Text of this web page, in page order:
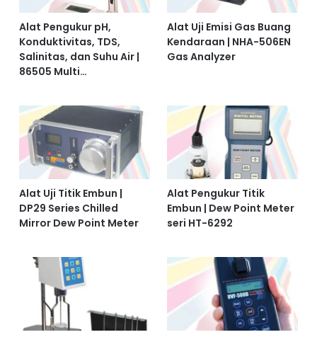
Alat Pengukur pH,
Konduktivitas, TDS,
Salinitas, dan Suhu Air |
86505 Multi…
Alat Uji Emisi Gas Buang
Kendaraan | NHA-506EN
Gas Analyzer
Alat Uji Titik Embun |
DP29 Series Chilled
Mirror Dew Point Meter
Alat Pengukur Titik
Embun | Dew Point Meter
seri HT-6292